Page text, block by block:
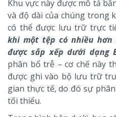
Khu vực này được mô tả
và độ dài của chúng trong
có thể được lưu trữ trực
khi một tệp có nhiều
được sắp xếp dưới dạng
phân bổ trễ – cơ chế này
được ghi vào bộ lưu trữ
gian thực tế, do đó sự
tối thiểu.